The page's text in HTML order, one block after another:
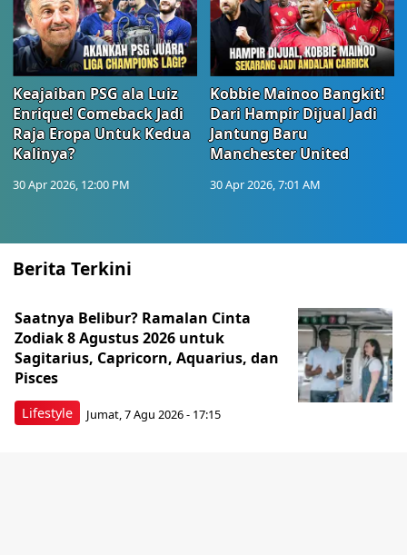
Keajaiban PSG ala Luiz
Enrique! Comeback Jadi
Raja Eropa Untuk Kedua
Kalinya?
30 Apr 2026, 12:00 PM
Kobbie Mainoo Bangkit!
Dari Hampir Dijual Jadi
Jantung Baru
Manchester United
30 Apr 2026, 7:01 AM
Berita Terkini
Lifestyle
Saatnya Belibur? Ramalan Cinta
Zodiak 8 Agustus 2026 untuk
Sagitarius, Capricorn, Aquarius, dan
Pisces
Jumat, 7 Agu 2026 - 17:15